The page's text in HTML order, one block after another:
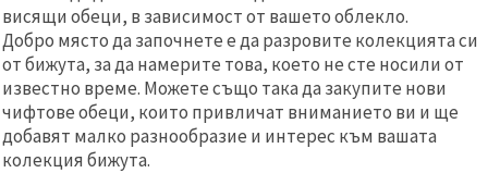
висящи обеци, в зависимост от вашето облекло.
Добро място да започнете е да разровите колекцията си
от бижута, за да намерите това, което не сте носили от
известно време. Можете също така да закупите нови
чифтове обеци, които привличат вниманието ви и ще
добавят малко разнообразие и интерес към вашата
колекция бижута.